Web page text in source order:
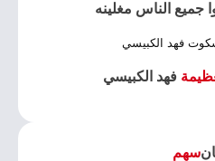
جميع الناس مغلينه
فهد الكبيسي
فهد الكبيسي
سهم